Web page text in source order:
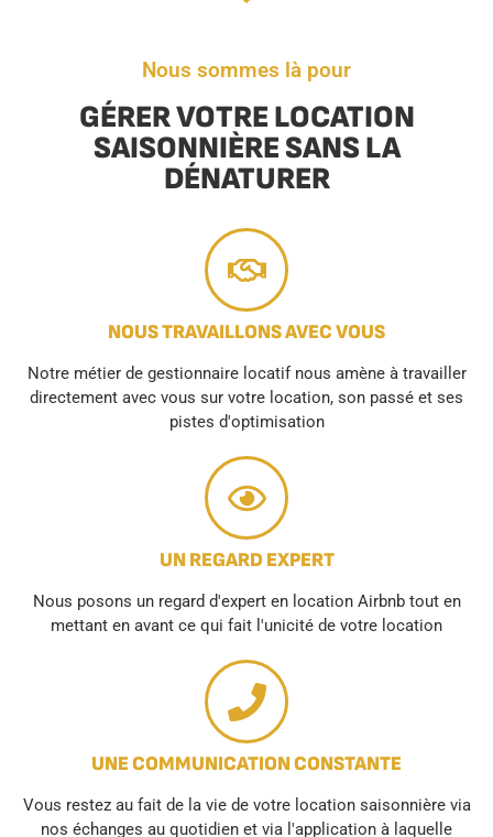
Nous sommes là pour
GÉRER VOTRE LOCATION
SAISONNIÈRE SANS LA
DÉNATURER
NOUS TRAVAILLONS AVEC VOUS
Notre métier de gestionnaire locatif nous amène à travailler
directement avec vous sur votre location, son passé et ses
pistes d'optimisation
UN REGARD EXPERT
Nous posons un regard d'expert en location Airbnb tout en
mettant en avant ce qui fait l'unicité de votre location
UNE COMMUNICATION CONSTANTE
Vous restez au fait de la vie de votre location saisonnière via
nos échanges au quotidien et via l'application à laquelle